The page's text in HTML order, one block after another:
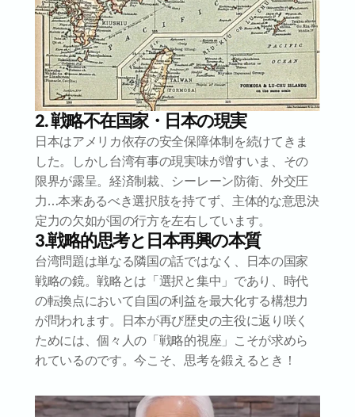
2. 戦略不在国家・日本の現実
日本はアメリカ依存の安全保障体制を続けてきま
した。しかし台湾有事の現実味が増すいま、その
限界が露呈。経済制裁、シーレーン防衛、外交圧
力…本来あるべき選択肢を持てず、主体的な意思決
定力の欠如が国の行方を左右しています。
3.戦略的思考と日本再興の本質
台湾問題は単なる隣国の話ではなく、日本の国家
戦略の鏡。戦略とは「選択と集中」であり、時代
の転換点において自国の利益を最大化する構想力
が問われます。日本が再び歴史の主役に返り咲く
ためには、個々人の「戦略的視座」こそが求めら
れているのです。今こそ、思考を鍛えるとき！